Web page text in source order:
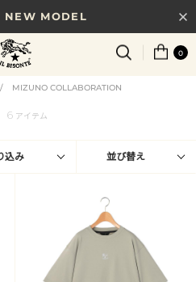
NEW MODEL
11,000円以上で送料無料
べる、新しいギフトガイド
LEATHER
0
/ MIZUNO COLLABORATION
6 アイテム
込み 並び替え